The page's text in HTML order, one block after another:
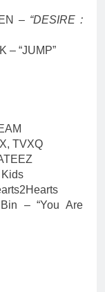
– “DESIRE :
– “JUMP”
TVXQ
Kids
– “You Are